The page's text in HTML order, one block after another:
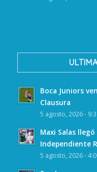
Boca Juniors
Clausura
5 agosto, 2026 -
Maxi Salas
Independiente
5 agosto, 2026 -